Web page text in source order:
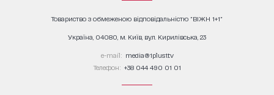
Товариство з обмеженою відповідальністю "ВІЖН 1+1"
Україна, 04080, м. Київ, вул. Кирилівська, 23
е-mail: media@1plus1.tv
Телефон: +38 044 490 01 01